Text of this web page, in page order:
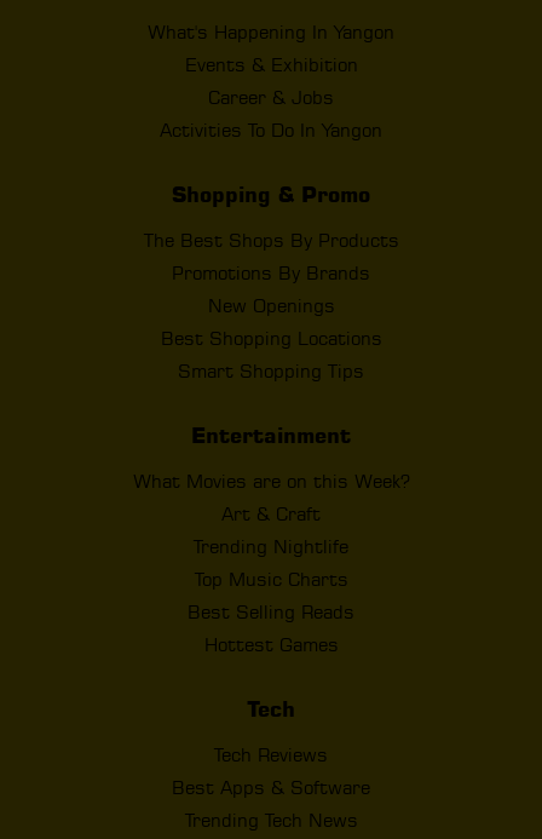
What's Happening In Yangon
Events & Exhibition
Career & Jobs
Activities To Do In Yangon
Shopping & Promo
The Best Shops By Products
Promotions By Brands
New Openings
Best Shopping Locations
Smart Shopping Tips
Entertainment
What Movies are on this Week?
Art & Craft
Trending Nightlife
Top Music Charts
Best Selling Reads
Hottest Games
Tech
Tech Reviews
Best Apps & Software
Trending Tech News